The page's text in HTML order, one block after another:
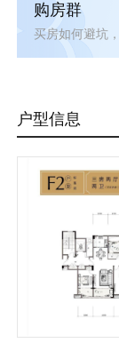
购房群
买房如何避坑
户型信息